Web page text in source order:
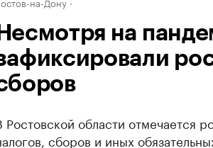
Несмотря на
Ростовской области отмечается
сборов и иных